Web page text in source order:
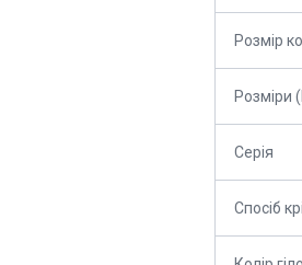
Розмір
Розміри
Серія
Спосіб